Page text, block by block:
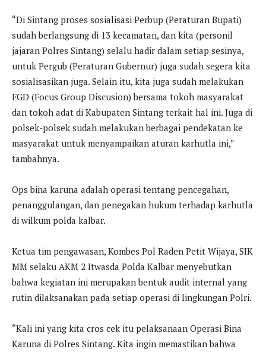
“Di Sintang proses sosialisasi Perbup (Peraturan Bupati)
sudah berlangsung di 13 kecamatan, dan kita (personil
jajaran Polres Sintang) selalu hadir dalam setiap sesinya,
untuk Pergub (Peraturan Gubernur) juga sudah segera kita
sosialisasikan juga. Selain itu, kita juga sudah melakukan
FGD (Focus Group Discusion) bersama tokoh masyarakat
dan tokoh adat di Kabupaten Sintang terkait hal ini. Juga di
polsek-polsek sudah melakukan berbagai pendekatan ke
masyarakat untuk menyampaikan aturan karhutla ini,”
tambahnya.
Ops bina karuna adalah operasi tentang pencegahan,
penanggulangan, dan penegakan hukum terhadap karhutla
di wilkum polda kalbar.
Ketua tim pengawasan, Kombes Pol Raden Petit Wijaya, SIK
MM selaku AKM 2 Itwasda Polda Kalbar menyebutkan
bahwa kegiatan ini merupakan bentuk audit internal yang
rutin dilaksanakan pada setiap operasi di lingkungan Polri.
“Kali ini yang kita cros cek itu pelaksanaan Operasi Bina
Karuna di Polres Sintang. Kita ingin memastikan bahwa